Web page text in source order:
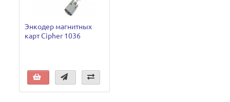
Энкодер магнитных
карт Cipher 1036